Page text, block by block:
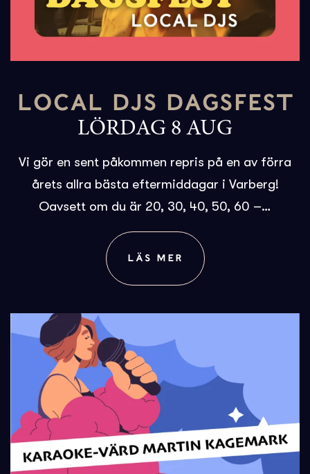
LOCAL DJS DAGSFEST
LÖRDAG 8 AUG
Vi gör en sent påkommen repris på en av förra
årets allra bästa eftermiddagar i Varberg!
Oavsett om du är 20, 30, 40, 50, 60 –…
LÄS MER